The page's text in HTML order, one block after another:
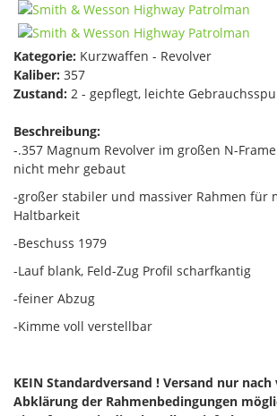
Kategorie: Kurzwaffen - Revolver
Kaliber: 357
Zustand: 2 - gepflegt, leichte
Beschreibung:
-.357 Magnum Revolver im großen N-
nicht mehr gebaut
-großer stabiler und massiver Rahmen für
Haltbarkeit
-Beschuss 1979
-Lauf blank, Feld-Zug Profil scharfkantig
-feiner Abzug
-Kimme voll verstellbar
KEIN Standardversand ! Versand nur
Abklärung der Rahmenbedingungen